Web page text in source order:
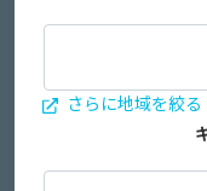
さらに地域を絞る